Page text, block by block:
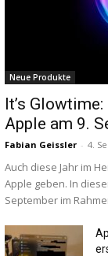
Neue Produkte
It’s
Apple am 9.
Fabian Geissler - 4.
Auch diese Jahr im
Apple geben. In
September im